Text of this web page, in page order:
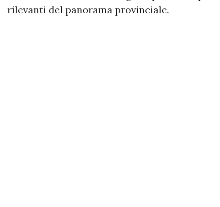
rilevanti del panorama provinciale.